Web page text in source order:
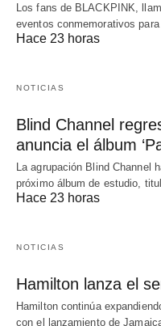
Los fans de BLACKPINK,
eventos conmemorativos para
Hace 23 horas
NOTICIAS
Blind Channel
anuncia el álbum
La agrupación Blind Channel
próximo álbum de estudio,
Hace 23 horas
NOTICIAS
Hamilton lanza el
Hamilton continúa
con el lanzamiento de